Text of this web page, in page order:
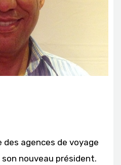
des agences de voyage
nouveau président.